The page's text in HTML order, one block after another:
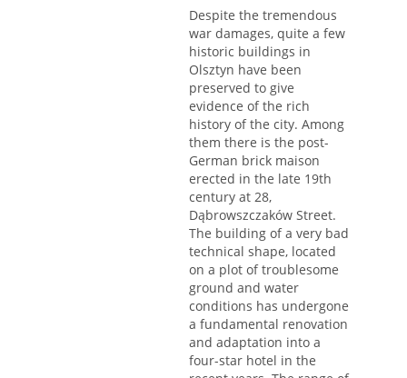
Despite the tremendous
war damages, quite a few
historic buildings in
Olsztyn have been
preserved to give
evidence of the rich
history of the city. Among
them there is the post-
German brick maison
erected in the late 19th
century at 28,
Dąbrowszczaków Street.
The building of a very bad
technical shape, located
on a plot of troublesome
ground and water
conditions has undergone
a fundamental renovation
and adaptation into a
four-star hotel in the